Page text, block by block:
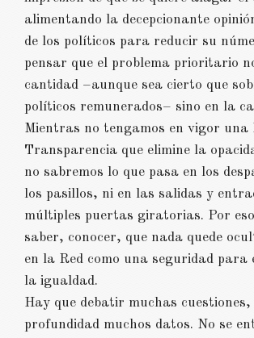
alimentando la decepcionante
de los políticos para reducir su
pensar que el problema prioritario
cantidad –aunque sea cierto que
políticos remunerados– sino en la
Mientras no tengamos en vigor una
Transparencia que elimine la
no sabremos lo que pasa en los
los pasillos, ni en las salidas y
múltiples puertas giratorias. Por
saber, conocer, que nada quede
en la Red como una seguridad
la igualdad.
Hay que debatir muchas cuestiones,
profundidad muchos datos. No se